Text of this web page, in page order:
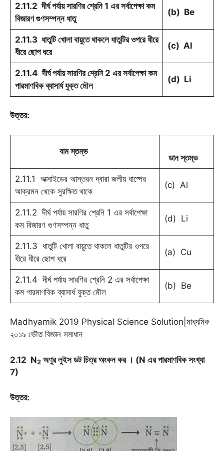
2.11.2 দীর্ঘ পর্যায় সারণির শ্রেনি 1 এর সর্বাপেক্ষা কম
বিজারণ গুণসম্পন্ন ধাতু
(b) Be
2.11.3 ধাতুটি খোলা বায়ুতে থাকলে ধাতুটির ওপরে ধীরে
ধীরে ছোপ ধরে
(c) Al
2.11.4 দীর্ঘ পর্যায় সারণির শ্রেনি 2 এর সর্বাপেক্ষা কম
পারমাণবিক ব্যাসার্ধ যুক্ত মৌল
(d) Li
উত্তর:
বাম স্তম্ভ
ডান স্তম্ভ
2.11.1 অক্সাইডের আস্তরন দ্বারা জলীয় বাষ্পের
আক্রমন থেকে সুরক্ষিত থাকে
(c) Al
2.11.2 দীর্ঘ পর্যায় সারণির শ্রেনি 1 এর সর্বাপেক্ষা
কম বিজারণ গুণসম্পন্ন ধাতু
(d) Li
2.11.3 ধাতুটি খোলা বায়ুতে থাকলে ধাতুটির ওপরে
ধীরে ধীরে ছোপ ধরে
(a) Cu
2.11.4 দীর্ঘ পর্যায় সারণির শ্রেনি 2 এর সর্বাপেক্ষা
কম পারমাণবিক ব্যাসার্ধ যুক্ত মৌল
(b) Be
Madhyamik 2019 Physical Science Solution|মাধ্যমিক
২০১৯ ভৌত বিজ্ঞান সমাধান
2.12 N2 অণুর লুইস ডট চিত্র অংকন কর । (N এর পারমাণবিক সংখ্যা
7)
উত্তর: